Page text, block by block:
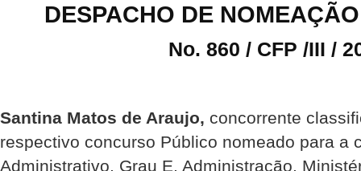
DESPACHO DE
No. 860 / CFP /III /
Santina Matos de Araujo, concorrente
respectivo concurso Público nomeado para a
Administrativo, Grau E, Administracão,